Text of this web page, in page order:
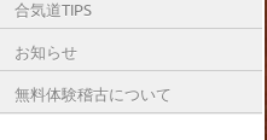
合気道TIPS
お知らせ
無料体験稽古について